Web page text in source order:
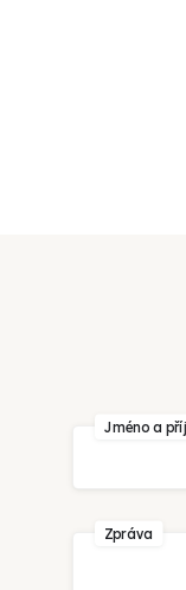
Jméno a
Zpráva